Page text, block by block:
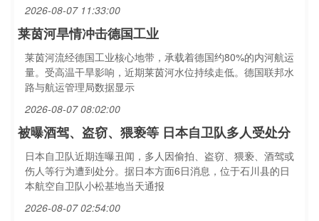
2026-08-07 11:33:00
莱茵河旱情冲击德国工业
莱茵河流经德国工业核心地带，承载着德国约80%的内河航运
量。受高温干旱影响，近期莱茵河水位持续走低。德国联邦水
路与航运管理局数据显示
2026-08-07 08:02:00
被曝酒驾、盗窃、猥亵等 日本自卫队多人受处分
日本自卫队近期连曝丑闻，多人因偷拍、盗窃、猥亵、酒驾或
伤人等行为遭到处分。据日本方面6日消息，位于石川县的日
本航空自卫队小松基地当天通报
2026-08-07 02:54:00